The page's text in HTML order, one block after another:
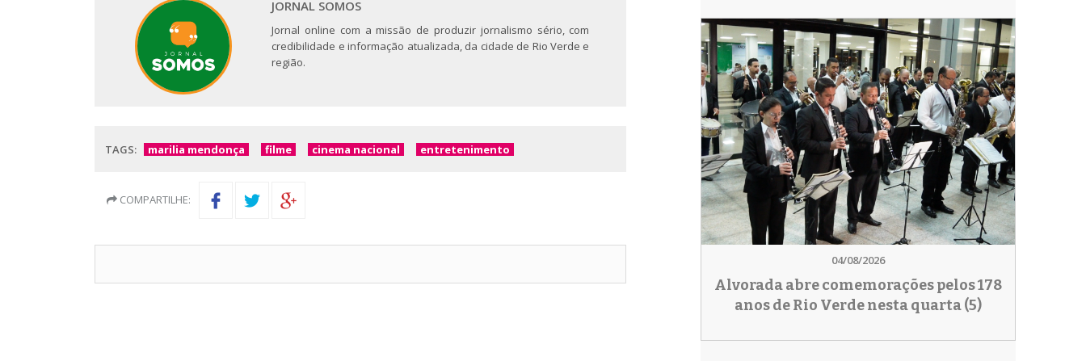
JORNAL SOMOS
Jornal online com a missão de produzir jornalismo sério, com
credibilidade e informação atualizada, da cidade de Rio Verde e
região.
TAGS: marilia mendonça filme cinema nacional entretenimento
COMPARTILHE:
04/08/2026
Alvorada abre comemorações pelos 178
anos de Rio Verde nesta quarta (5)